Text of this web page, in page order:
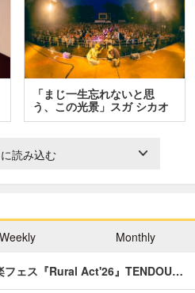
「まじ一生忘れないと思
う、この光景」スガ シカオ
と…
読み込む
Weekly Monthly
フェス『Rural Act'26』TENDOU…